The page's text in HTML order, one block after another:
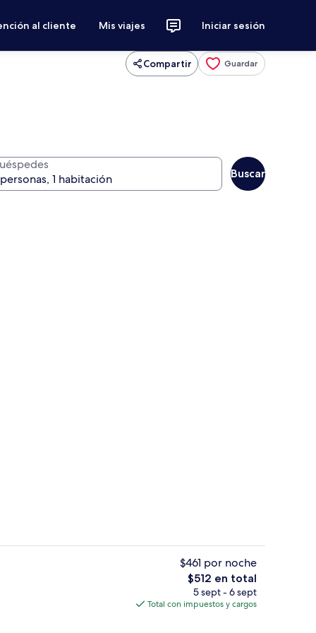
al cliente Mis viajes Iniciar sesión
Compartir Guardar
Buscar
Playa privada, camastros, sombrillas
$461 por noche
El
precio
total
$512 en total
5 sept - 6 sept
Total con impuestos y cargos